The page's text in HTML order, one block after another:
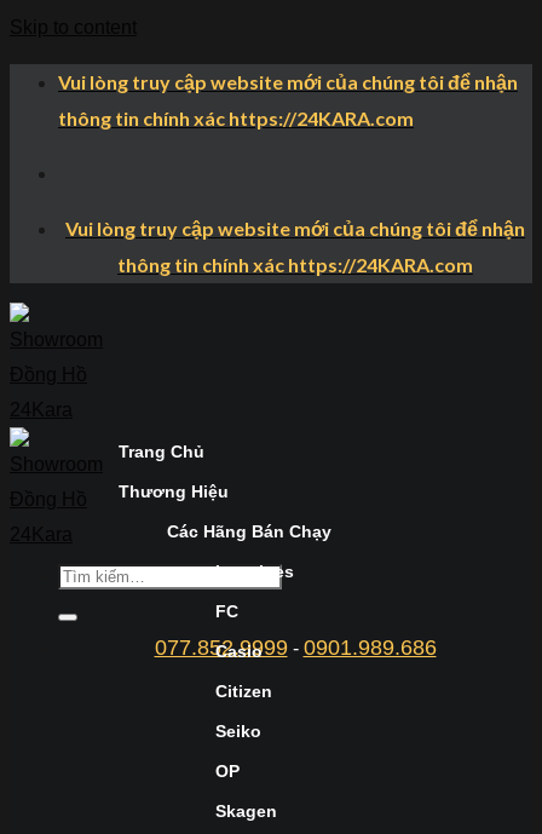
Vui lòng truy cập website mới của chúng tôi để nhận
thông tin chính xác https://24KARA.com
Vui lòng truy cập website mới của chúng tôi để nhận
thông tin chính xác https://24KARA.com
077.852.9999- 0901.989.686
Trang Chủ
Thương Hiệu
Các Hãng Bán Chạy
Longines
FC
Casio
Citizen
Seiko
OP
Skagen